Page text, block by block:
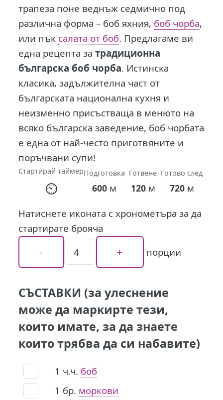
трапеза поне веднъж седмично под
различна форма – боб яхния, боб чорба,
или пък салата от боб. Предлагаме ви
една рецепта затрадиционна
българска боб чорба. Истинска
класика, задължителна част от
българската национална кухня и
неизменно присъстваща в менюто на
всяко българска заведение, боб чорбата
е една от най-често приготвяните и
поръчвани супи!
Стартирай таймер
⏲
Подготовка
600 м
Готвене
120м
Готово след
720м
Натиснете иконата с хронометъра за да
стартирате брояча
порции
СЪСТАВКИ (за улеснение
може да маркирте тези,
които имате, за да знаете
които трябва да си набавите)
1 ч.ч. боб
1 бр. моркови